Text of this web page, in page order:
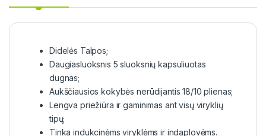
Didelės Talpos;
Daugiasluoksnis 5 sluoksnių kapsuliuotas
dugnas;
Aukščiausios kokybės nerūdijantis 18/10 plienas;
Lengva priežiūra ir gaminimas ant visų viryklių
tipų;
Tinka indukcinėms viryklėms ir indaplovėms.